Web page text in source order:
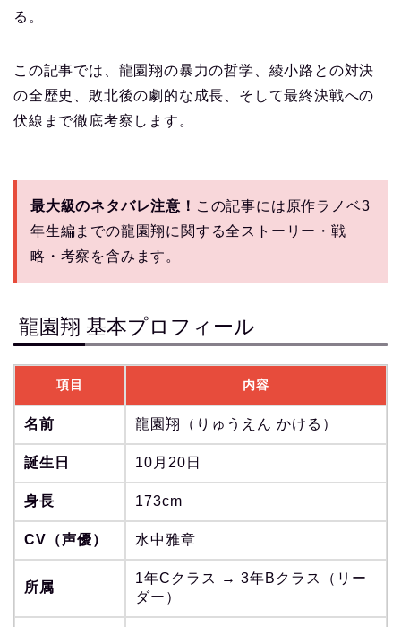
る。
この記事では、龍園翔の暴力の哲学、綾小路との対決
の全歴史、敗北後の劇的な成長、そして最終決戦への
伏線まで徹底考察します。
最大級のネタバレ注意！ この記事には原作ラノベ3
年生編までの龍園翔に関する全ストーリー・戦
略・考察を含みます。
龍園翔 基本プロフィール
項目 内容
名前 龍園翔（りゅうえん かける）
誕生日 10月20日
身長 173cm
CV（声優） 水中雅章
所属
1年Cクラス → 3年Bクラス（リー
ダー）